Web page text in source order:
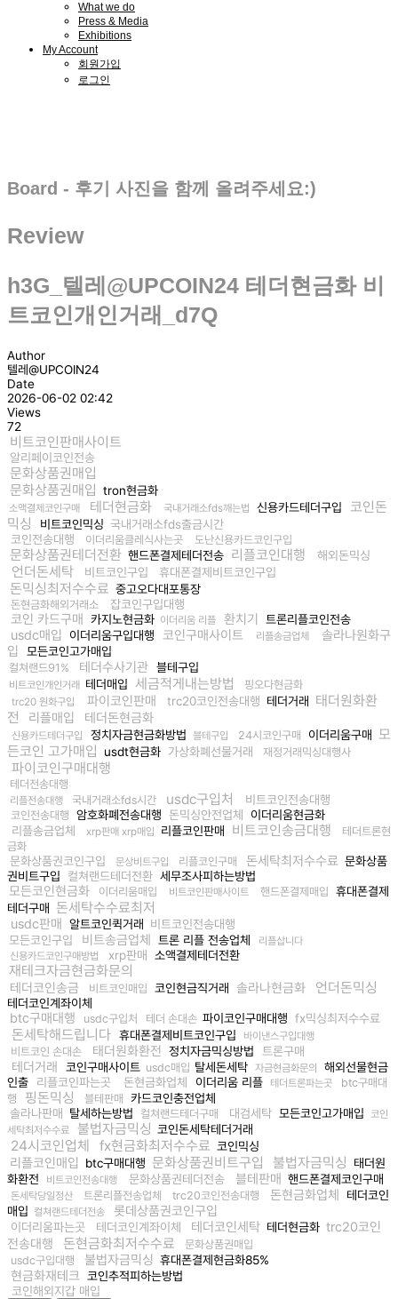
What we do
Press & Media
Exhibitions
My Account
회원가입
로그인
Board - 후기 사진을 함께 올려주세요:)
Review
h3G_텔레@UPCOIN24 테더현금화 비
트코인개인거래_d7Q
Author
텔레@UPCOIN24
Date
2026-06-02 02:42
Views
72
비트코인판매사이트
알리페이코인전송
문화상품권매입
문화상품권매입 tron현금화
소액결제코인구매 테더현금화 국내거래소fds깨는법 신용카드테더구입
코인돈
믹싱
비트코인믹싱 국내거래소fds출금시간
코인전송대행
이더리움클레식사는곳 도난신용카드코인구입
문화상품권테더전환 핸드폰결제테더전송 리플코인대행 해외돈믹싱
언더돈세탁 비트코인구입 휴대폰결제비트코인구입
돈믹싱최저수수료 중고오다대포통장
돈현금화해외거래소 잡코인구입대행
코인 카드구매 카지노현금화 이더리움 리플 환치기 트론리플코인전송
usdc매입 이더리움구입대행 코인구매사이트 리플송금업체
솔라나원화구
입
모든코인고가매입
컬쳐랜드91% 테더수사기관 블테구입
비트코인개인거래 테더매입 세금적게내는방법 핑오다현금화
trc20 원화구입 파이코인판매 trc20코인전송대행 테더거래
태더원화환
전
리플매입 테더돈현금화
신용카드테더구입 정치자금현금화방법 블테구입 24시코인구매 이더리움구매
모
든코인 고가매입
usdt현금화 가상화폐선물거래 재정거래믹싱대행사
파이코인구매대행
테더전송대행
리플전송대행 국내거래소fds시간 usdc구입처 비트코인전송대행
코인전송대행 암호화폐전송대행 돈믹싱안전업체
이더리움현금화
리플송금업체
xrp판매 xrp매입 리플코인판매 비트코인송금대행
테더트론현
금화
문화상품권코인구입 문상비트구입 리플코인구매 돈세탁최저수수료 문화상품
권비트구입
컬쳐랜드테더전환 세무조사피하는방법
모든코인현금화 이더리움매입 비트코인판매사이트 핸드폰결제매입 휴대폰결제
테더구매 돈세탁수수료최저
usdc판매 알트코인퀵거래
비트코인전송대행
모든코인구입
비트송금업체 트론 리플 전송업체
리플삽니다
신용카드코인구매방법
xrp판매 소액결제테더전환
재테크자금현금화문의
테더코인송금 비트코인매입 코인현금직거래 솔라나현금화 언더돈믹싱
테더코인계좌이체
btc구매대행 usdc구입처 테더 손대손 파이코인구매대행 fx믹싱최저수수료
돈세탁해드립니다 휴대폰결제비트코인구입 바이낸스구입대행
비트코인 손대손 태더원화환전 정치자금믹싱방법 트론구매
테더거래 코인구매사이트 usdc매입 탈세돈세탁 자금현금화문의
해외선물현금
인출
리플코인파는곳 돈현금화업체 이더리움 리플 테더트론파는곳
btc구매대
행
핑돈믹싱 블테판매
카드코인충전업체
솔라나판매
탈세하는방법 컬쳐랜드테더구매 대검세탁 모든코인고가매입
코인
세탁최저수수료
불법자금믹싱 코인돈세탁테더거래
24시코인업체 fx현금화최저수수료 코인믹싱
리플코인매입 btc구매대행 문화상품권비트구입 불법자금믹싱
태더원
화환전
비트코인전송대행 문화상품권테더전송 블테판매 핸드폰결제코인구매
돈세탁당일정산 트론리플전송업체 trc20코인전송대행 돈현금화업체
테더코인
매입 컬쳐랜드테더전송 롯데상품권코인구입
이더리움파는곳 테더코인계좌이체 테더코인세탁 테더현금화 trc20코인
전송대행
돈현금화최저수수료
문화상품권매입
usdc구입대행
불법자금믹싱 휴대폰결제현금화85%
현금화재테크 코인추적피하는방법
코인해외지갑 매입